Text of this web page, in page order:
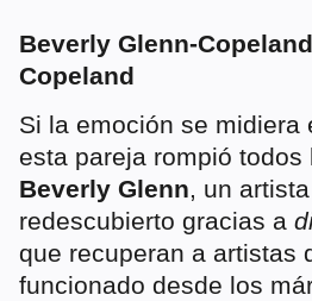
Beverly Glenn-
Copeland
Si la emoción se midiera
esta pareja rompió todos
Beverly Glenn, un
redescubierto gracias a
que recuperan a artistas
funcionado desde los